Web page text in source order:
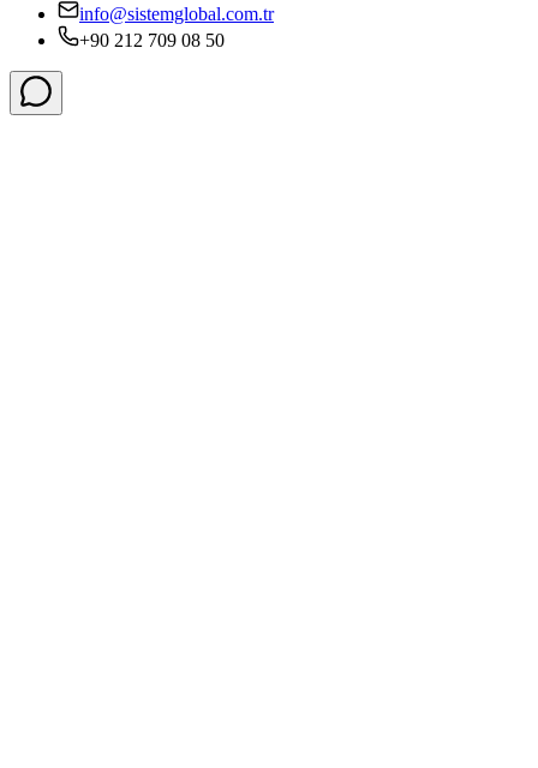
info@sistemglobal.com.tr
+90 212 709 08 50